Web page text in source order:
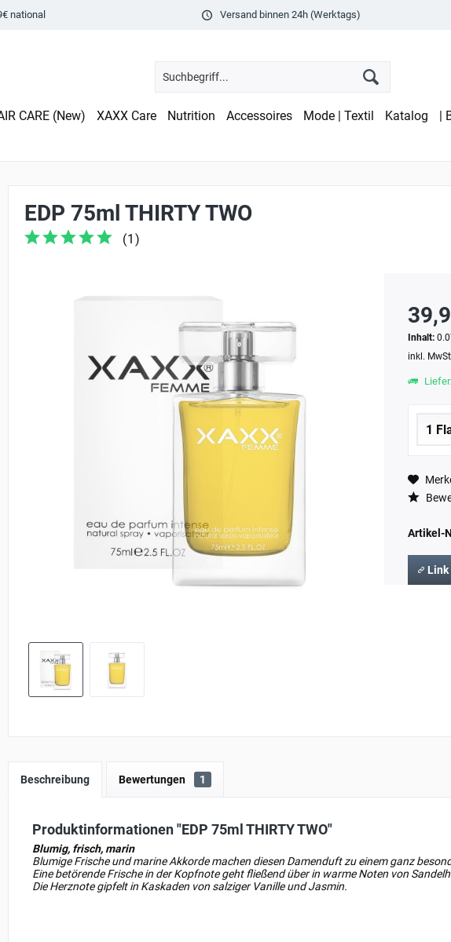
national Versand binnen 24h (Werktags)
CARE (New) XAXX Care Nutrition Accessoires Mode | Textil Katalog |
EDP 75ml THIRTY TWO
(1 )
Inhalt:
inkl.
Artikel-
Beschreibung Bewertungen 1
Produktinformationen "EDP 75ml THIRTY TWO"
Blumig, frisch, marin
Blumige Frische und marine Akkorde machen diesen Damenduft zu einem ganz
Eine betörende Frische in der Kopfnote geht fließend über in warme Noten von
Die Herznote gipfelt in Kaskaden von salziger Vanille und Jasmin.